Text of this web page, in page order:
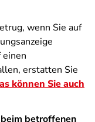
wenn Sie auf
einen
erstatten Sie
können Sie auch
beim betroffenen